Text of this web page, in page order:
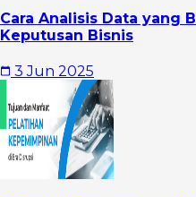
Cara Analisis Data yang
Keputusan Bisnis
3 Jun 2025